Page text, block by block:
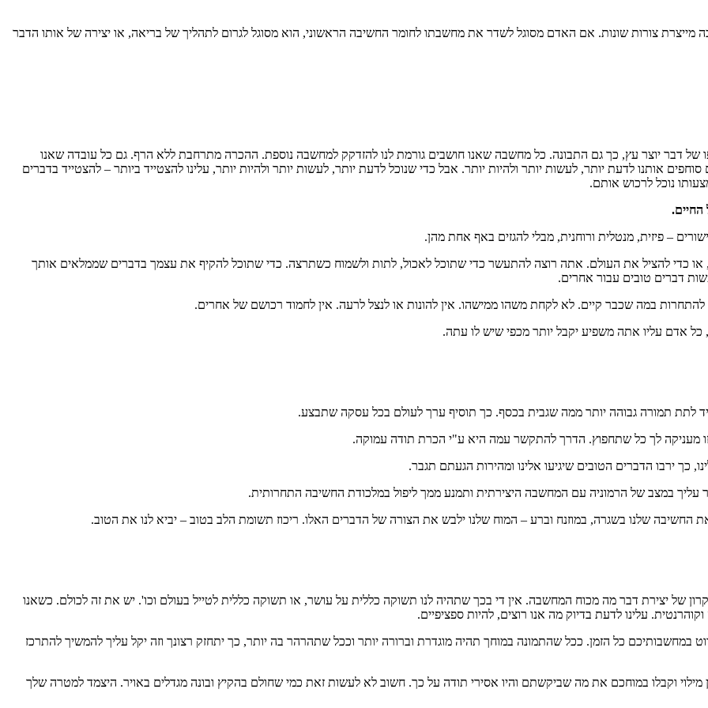
צורות שונות. אם האדם מסוגל לשדר את מחשבתו לחומר החשיבה הראשוני, הוא מסוגל לגרום לתהליך של בריאה, או יצירה של אותו הדבר
של דבר יוצר עץ, כך גם התבונה. כל מחשבה שאנו חושבים גורמת לנו להזדקק למחשבה נוספת. ההכרה מתרחבת ללא הרף. גם כל עובדה שאנו
אותנו לדעת יותר, לעשות יותר ולהיות יותר. אבל כדי שנוכל לדעת יותר, לעשות יותר ולהיות יותר, עלינו להצטייד ביותר – להצטייד בדברים
נוכל לרכוש אותם.
– פיזית, מנטלית ורוחנית, מבלי להגזים באף אחת מהן.
או כדי להציל את העולם. אתה רוצה להתעשר כדי שתוכל לאכול, לתות ולשמוח כשתרצה. כדי שתוכל להקיף את עצמך בדברים שממלאים אותך
דברים טובים עבור אחרים.
במה שכבר קיים. לא לקחת משהו ממישהו. אין להונות או לנצל לרעה. אין לחמוד רכושם של אחרים.
אדם עליו אתה משפיע יקבל יותר מכפי שיש לו עתה.
לתת תמורה גבוהה יותר ממה שגבית בכסף. כך תוסיף ערך לעולם בכל עסקה שתבצע.
זו מעניקה לך כל שתחפוץ. הדרך להתקשר עמה היא ע"י הכרת תודה עמוקה.
כך ירבו הדברים הטובים שיגיעו אלינו ומהירות הגעתם תגבר.
במצב של הרמוניה עם המחשבה היצירתית ותמנע ממך ליפול במלכודת החשיבה התחרותית.
שלנו בשגרה, במוזנח וברע – המוח שלנו ילבש את הצורה של הדברים האלו. ריכוז תשומת הלב בטוב – יביא לנו את הטוב.
של יצירת דבר מה מכוח המחשבה. אין די בכך שתהיה לנו תשוקה כללית על עושר, או תשוקה כללית לטייל בעולם וכו'. יש את זה לכולם. כשאנו
עלינו לדעת בדיוק מה אנו רוצים, להיות ספציפיים.
במחשבותיכם כל הזמן. ככל שהתמונה במוחך תהיה מוגדרת וברורה יותר וככל שתהרהר בה יותר, כך יתחזק רצונך וזה יקל עליך להמשיך להתרכז
וקבלו במוחכם את מה שביקשתם והיו אסירי תודה על כך. חשוב לא לעשות זאת כמי שחולם בהקיץ ובונה מגדלים באויר. היצמד למטרה שלך